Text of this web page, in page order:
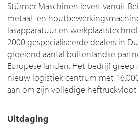
Stürmer Maschinen levert vanuit
metaal- en
lasapparatuur en
2000 gespecialiseerde dealers in
groeiend aantal buitenlandse
Europese landen. Het bedrijf
nieuw logistiek centrum met
aan om zijn volledige
Uitdaging